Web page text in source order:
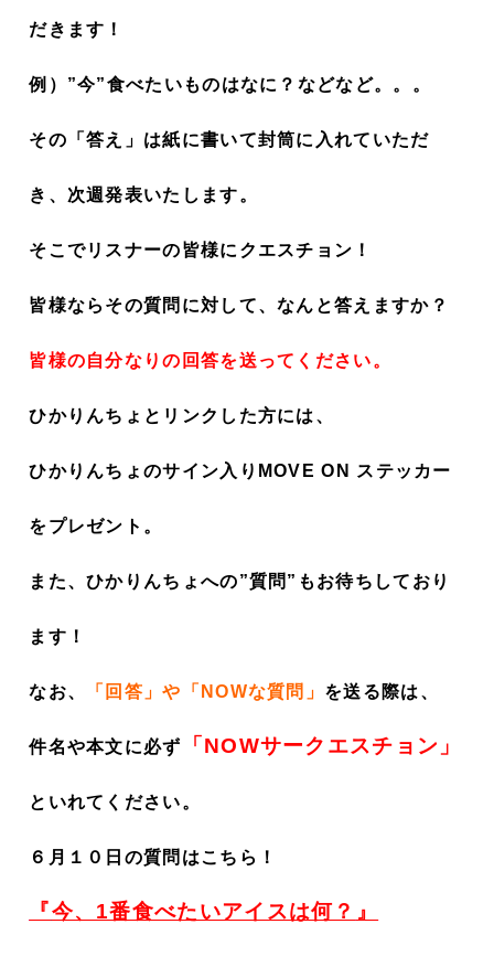
だきます！
例）”今”食べたいものはなに？などなど。。。
その「答え」は紙に書いて封筒に入れていただ
き、次週発表いたします。
そこでリスナーの皆様にクエスチョン！
皆様ならその質問に対して、なんと答えますか？
皆様の自分なりの回答を送ってください。
ひかりんちょとリンクした方には、
ひかりんちょのサイン入りMOVE ON ステッカー
をプレゼント。
また、ひかりんちょへの”質問”もお待ちしており
ます！
なお、 「回答」や「NOWな質問」 を送る際は、
件名や本文に必ず 「NOWサークエスチョン」
といれてください。
６月１０ 日の質問はこちら！
『今、1番食べたいアイスは何？ 』